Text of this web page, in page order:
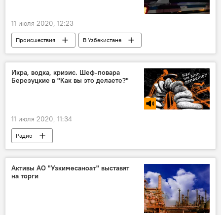
11 июля 2020, 12:23
Происшествия
В Узбекистане
детский сад
Андижанская область
Узбекистан
Икра, водка, кризис. Шеф-повара
Березуцкие в "Как вы это делаете?"
11 июля 2020, 11:34
Радио
Активы АО "Узкимесаноат" выставят
на торги